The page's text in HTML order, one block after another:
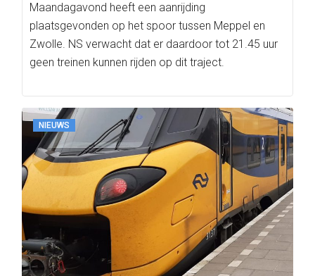
Maandagavond heeft een aanrijding
plaatsgevonden op het spoor tussen Meppel en
Zwolle. NS verwacht dat er daardoor tot 21.45 uur
geen treinen kunnen rijden op dit traject.
NIEUWS